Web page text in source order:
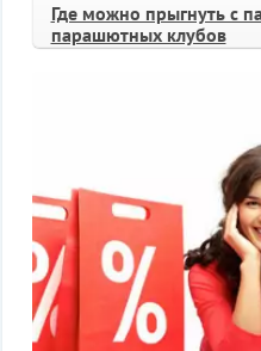
Где можно прыгнуть с
парашютных клубов